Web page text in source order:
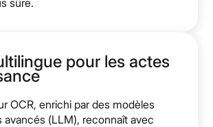
sûre.
pour les actes
OCR, enrichi par des modèles
avancés (LLM), reconnaît avec